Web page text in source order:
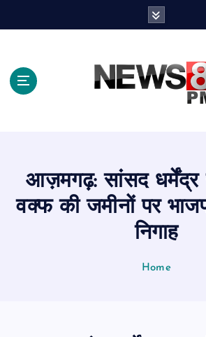
आज़मगढ़: सांसद धर्मेंद्र
वक्फ की जमीनों पर
निगाह
Home